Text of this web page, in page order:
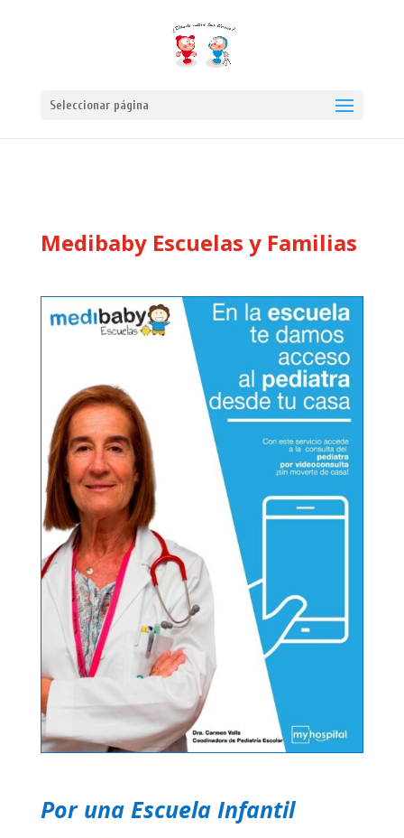
Seleccionar página
Medibaby Escuelas y Familias
Por una Escuela Infantil